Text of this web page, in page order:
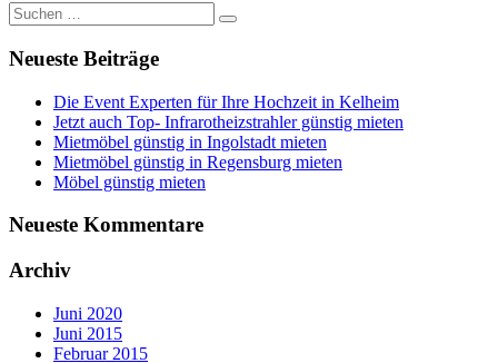
Suche
nach:
Neueste Beiträge
Die Event Experten für Ihre Hochzeit in Kelheim
Jetzt auch Top- Infrarotheizstrahler günstig mieten
Mietmöbel günstig in Ingolstadt mieten
Mietmöbel günstig in Regensburg mieten
Möbel günstig mieten
Neueste Kommentare
Archiv
Juni 2020
Juni 2015
Februar 2015